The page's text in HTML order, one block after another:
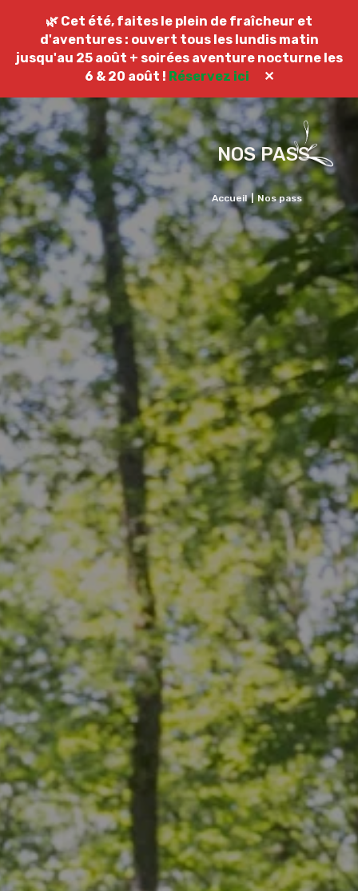
🌿 Cet été, faites le plein de fraîcheur et
d'aventures : ouvert tous les lundis matin
jusqu'au 25 août + soirées aventure nocturne les
6 & 20 août ! Réservez ici ✕
NOS PASS
Accueil Nos pass